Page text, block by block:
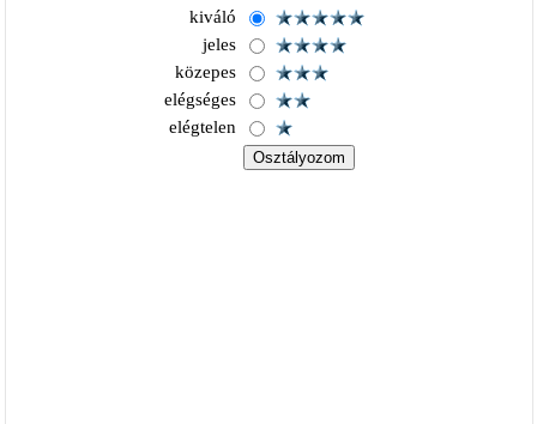
kiváló
jeles
közepes
elégséges
elégtelen